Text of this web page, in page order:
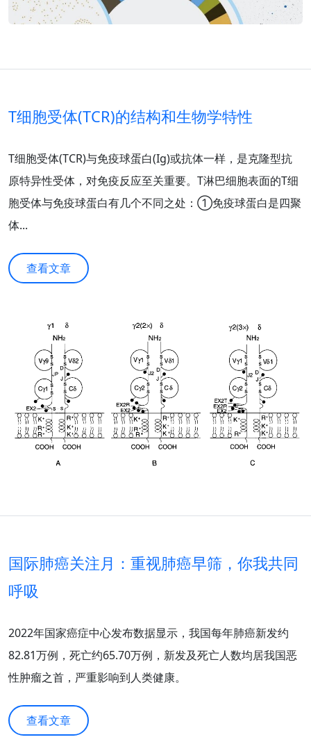
T细胞受体(TCR)的结构和生物学特性
T细胞受体(TCR)与免疫球蛋白(Ig)或抗体一样，是克隆型抗
原特异性受体，对免疫反应至关重要。T淋巴细胞表面的T细
胞受体与免疫球蛋白有几个不同之处：①免疫球蛋白是四聚
体...
查看文章
国际肺癌关注月：重视肺癌早筛，你我共同
呼吸
2022年国家癌症中心发布数据显示，我国每年肺癌新发约
82.81万例，死亡约65.70万例，新发及死亡人数均居我国恶
性肿瘤之首，严重影响到人类健康。
查看文章